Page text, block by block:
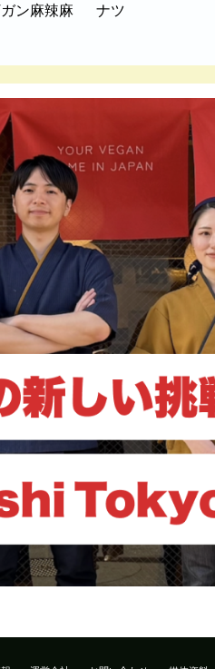
ン麻辣麻
ナツ